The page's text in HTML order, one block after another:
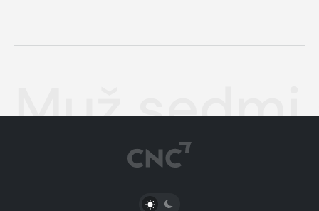
Muž
PŘEPNOUT SVĚTLÝ/TMAVÝ REŽIM